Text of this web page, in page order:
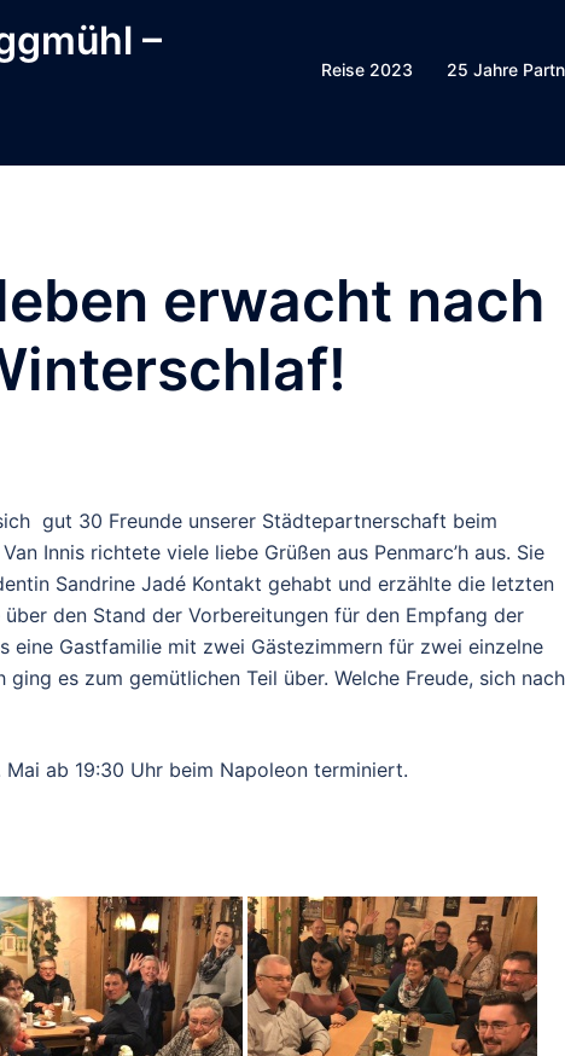
–
Reise 2023 25 Jahre
erwacht nach
gut 30 Freunde unserer Städtepartnerschaft beim
Innis richtete viele liebe Grüßen aus Penmarc’h aus. Sie
Sandrine Jadé Kontakt gehabt und erzählte die letzten
den Stand der Vorbereitungen für den Empfang der
eine Gastfamilie mit zwei Gästezimmern für zwei einzelne
es zum gemütlichen Teil über. Welche Freude, sich nach
ab 19:30 Uhr beim Napoleon terminiert.